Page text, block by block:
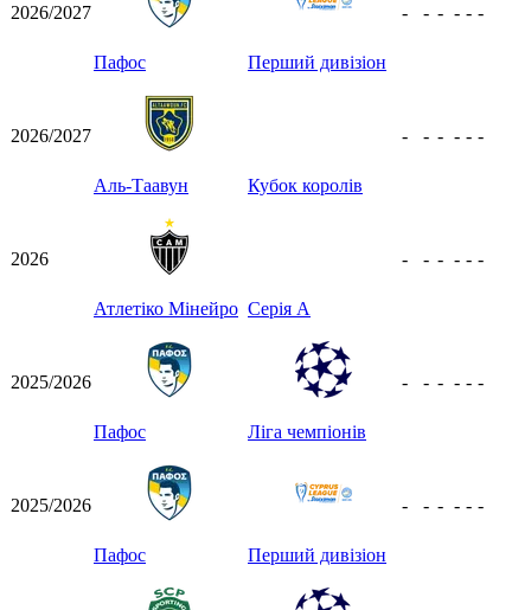
2026/2027
Пафос Перший дивізіон
- - - - - -
2026/2027
Аль-Таавун Кубок королів
- - - - - -
2026
Атлетіко Мінейро Серія А
- - - - - -
2025/2026
Пафос Ліга чемпіонів
- - - - - -
2025/2026
Пафос Перший дивізіон
- - - - - -